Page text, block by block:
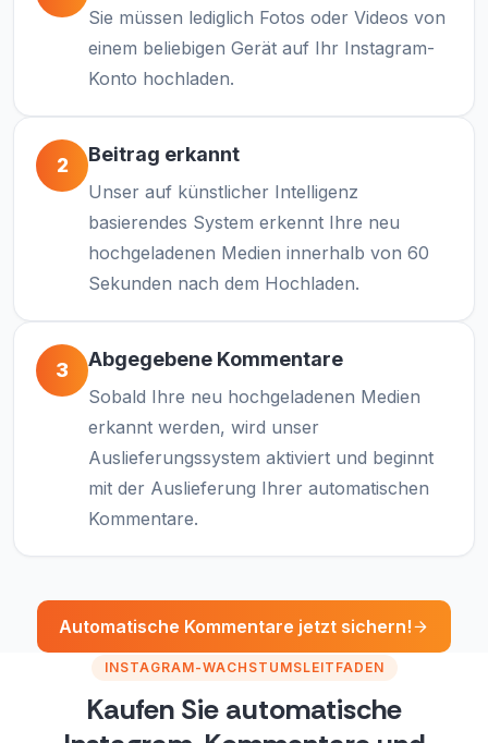
Sie müssen lediglich Fotos oder Videos von
einem beliebigen Gerät auf Ihr Instagram-
Konto hochladen.
2 Beitrag erkannt
Unser auf künstlicher Intelligenz
basierendes System erkennt Ihre neu
hochgeladenen Medien innerhalb von 60
Sekunden nach dem Hochladen.
3 Abgegebene Kommentare
Sobald Ihre neu hochgeladenen Medien
erkannt werden, wird unser
Auslieferungssystem aktiviert und beginnt
mit der Auslieferung Ihrer automatischen
Kommentare.
Automatische Kommentare jetzt sichern!
INSTAGRAM-WACHSTUMSLEITFADEN
Kaufen Sie automatische